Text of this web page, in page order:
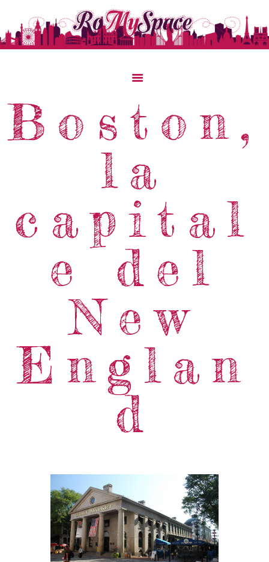
Boston,
la
capital
e del
New
Englan
d
Home
Storie Di Viaggio
Cibo Dal Mondo
Viaggia Con Noi
Chi Siamo
Contatti